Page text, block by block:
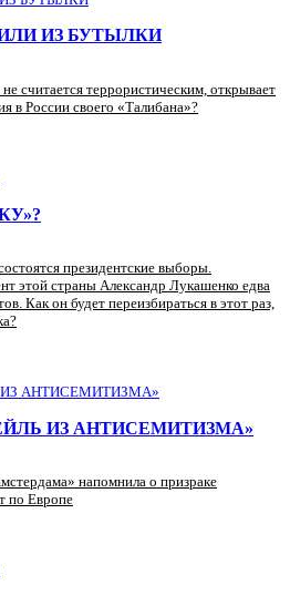
ИЗ БУТЫЛКИ
считается террористическим, открывает
в России своего «Талибана»?
президентские выборы.
этой страны Александр Лукашенко едва
Как он будет переизбираться в этот раз,
ИЗ АНТИСЕМИТИЗМА»
напомнила о призраке
по Европе